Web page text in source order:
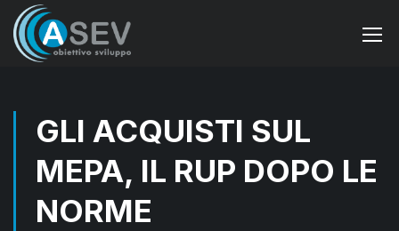
GLI ACQUISTI SUL
MEPA, IL RUP DOPO LE
NORME